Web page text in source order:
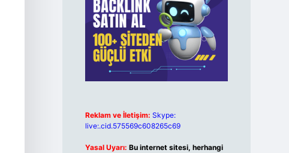
Reklam ve İletişim: Skype:
live:.cid.575569c608265c69
Yasal Uyarı: Bu internet sitesi, herhangi